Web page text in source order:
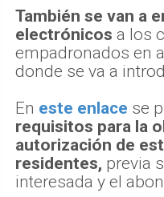
También se van a
electrónicos a los
empadronados en
donde se va a
En este enlace se
requisitos para la
autorización de
residentes, previa
interesada y el